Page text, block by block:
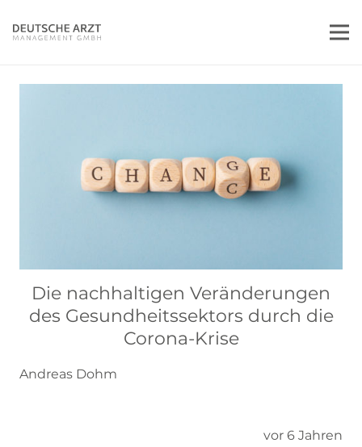
Die nachhaltigen Veränderungen
des Gesundheitssektors durch die
Corona-Krise
Andreas Dohm
vor 6 Jahren